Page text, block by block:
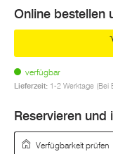
Online bestellen
verfügbar
Lieferzeit: 1-2 Werktage (Bei
Reservieren